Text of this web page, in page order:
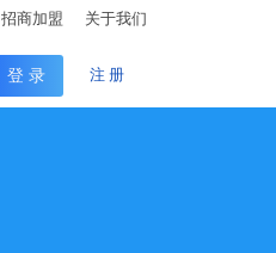
招商加盟 关于我们
登 录 注 册